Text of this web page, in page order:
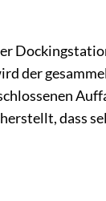
der
dass